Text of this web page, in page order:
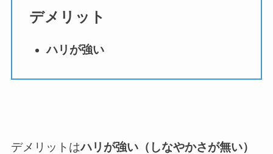
デメリット
ハリが強い
デメリットはハリが強い（しなやかさが無い）